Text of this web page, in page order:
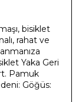
bisiklet
rahat ve
Yaka Geri
Pamuk
Göğüs: